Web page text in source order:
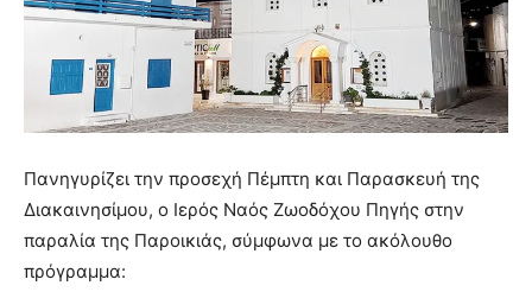
Πανηγυρίζει την προσεχή Πέμπτη και Παρασκευή της
Διακαινησίμου, ο Ιερός Ναός Ζωοδόχου Πηγής στην
παραλία της Παροικιάς, σύμφωνα με το ακόλουθο
πρόγραμμα: